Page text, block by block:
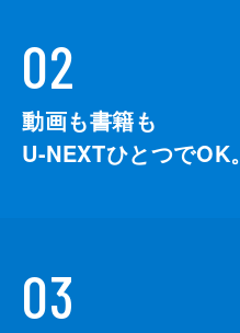
02
動画も書籍も
U-NEXTひとつでOK。
03